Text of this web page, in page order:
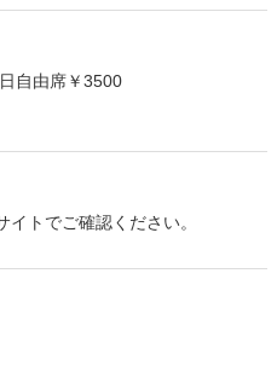
自由席￥3500
トでご確認ください。